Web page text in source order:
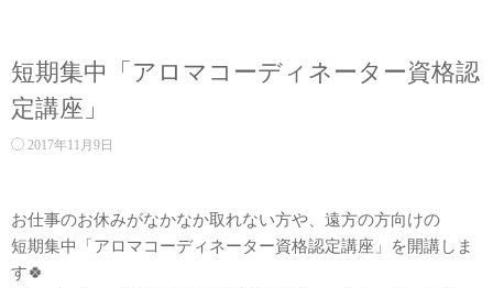
短期集中「アロマコーディネーター資格認
定講座」
2017年11月9日
お仕事のお休みがなかなか取れない方や、遠方の方向けの
短期集中「アロマコーディネーター資格認定講座」を開講しま
す🍀